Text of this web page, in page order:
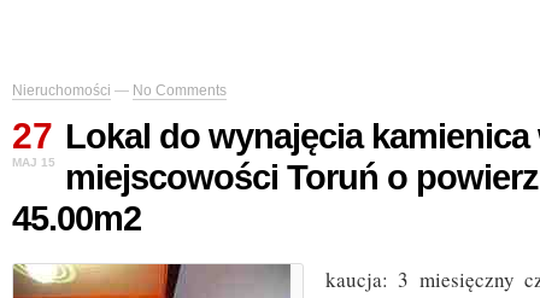
Nieruchomości — No Comments
27
MAJ 15
Lokal do wynajęcia kamienica
miejscowości Toruń o
45.00m2
kaucja: 3 miesięczny